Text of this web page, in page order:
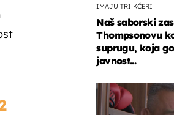
IMAJU TRI KĆERI
Naš saborski
Thompsonovu
suprugu, koja
javnost...